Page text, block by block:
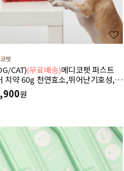
펫
CAT)(무료배송)메디코펫 퍼스트
치약 60g 천연효소,뛰어난기호성,노
방,구취제거,플라그억제,향균기능강
원